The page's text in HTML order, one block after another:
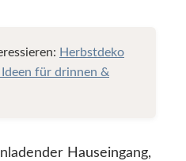
Herbstdeko
für drinnen &
Hauseingang,